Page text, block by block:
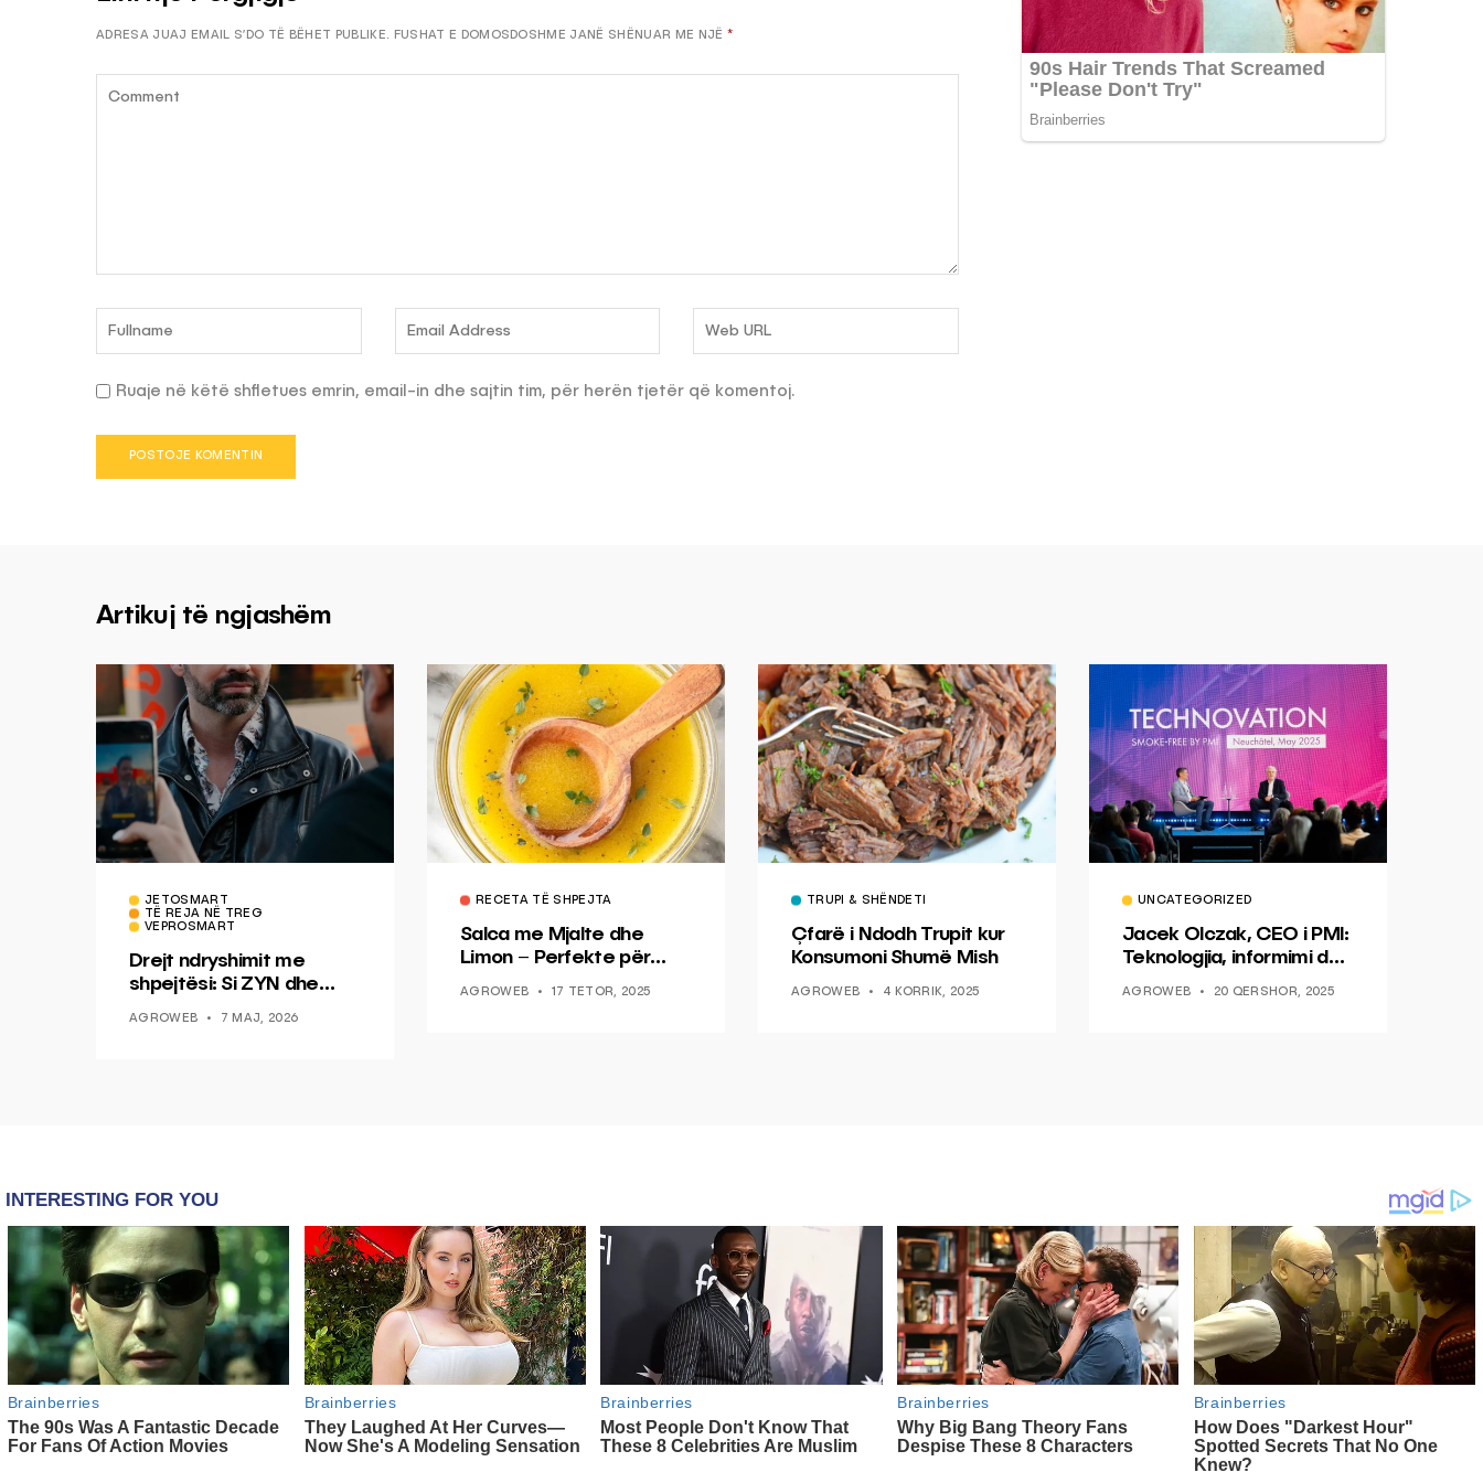
ADRESA JUAJ EMAIL S’DO TË BËHET PUBLIKE. FUSHAT E DOMOSDOSHME JANË SHËNUAR ME NJË *
Ruaje në këtë shfletues emrin, email-in dhe sajtin tim, për herën tjetër që komentoj.
Artikuj të ngjashëm
JETOSMART
TË REJA NË TREG
VEPROSMART
Drejt ndryshimit me
shpejtësi: Si ZYN dhe
AGROWEB 7 MAJ, 2026
RECETA TË SHPEJTA
Salca me Mjalte dhe
Limon – Perfekte për
AGROWEB 17 TETOR, 2025
TRUPI & SHËNDETI
Çfarë i Ndodh Trupit kur
Konsumoni Shumë Mish
AGROWEB 4 KORRIK, 2025
UNCATEGORIZED
Jacek Olczak, CEO i PMI:
Teknologjia, informimi dhe
AGROWEB 20 QERSHOR, 2025